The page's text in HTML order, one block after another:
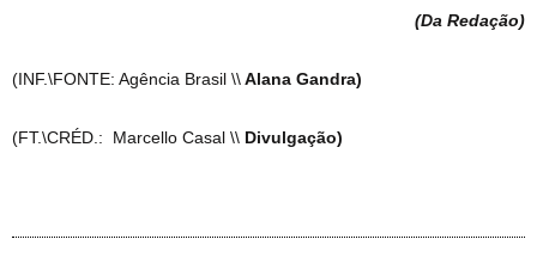
(Da Redação)
(INF.\FONTE: Agência Brasil \\Alana Gandra)
(FT.\CRÉD.: Marcello Casal \\ Divulgação)